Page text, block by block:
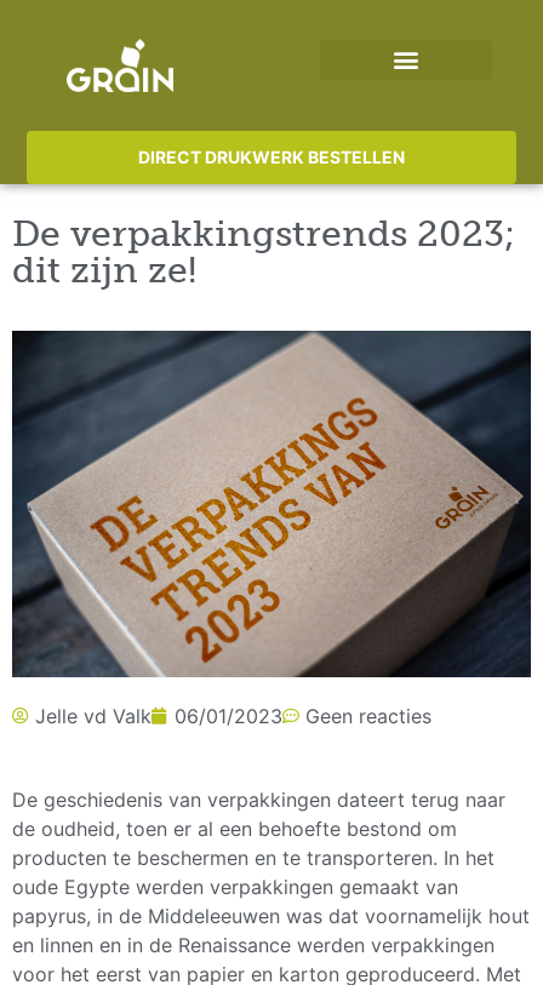
DIRECT DRUKWERK BESTELLEN
De verpakkingstrends 2023;
dit zijn ze!
Jelle vd Valk 06/01/2023 Geen reacties
De geschiedenis van verpakkingen dateert terug naar
de oudheid, toen er al een behoefte bestond om
producten te beschermen en te transporteren. In het
oude Egypte werden verpakkingen gemaakt van
papyrus, in de Middeleeuwen was dat voornamelijk hout
en linnen en in de Renaissance werden verpakkingen
voor het eerst van papier en karton geproduceerd. Met